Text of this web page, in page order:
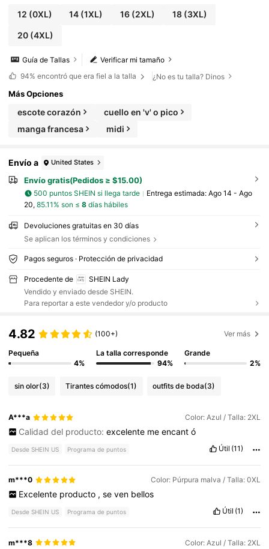
12 (0XL) 14 (1XL) 16(2XL) 18(3XL)
20(4XL)
Verificar mi tamaño
Guía de Tallas
94% encontró que era fiel a la talla ¿No es tu talla? Dinos
Más Opciones
escote corazón
cuello en 'v' o pico
manga francesa
midi
Envío a United States
Envío gratis(Pedidos ≥ $15.00)
500 puntos SHEIN si llega tarde Entrega estimada: Ago 14 - Ago
20, 85.11% son ≤ 8días hábiles
Devoluciones gratuitas en 30 días
Se aplican los términos y condiciones
Pagos seguros · Protección de privacidad
Procedente de
SHEIN Lady
Vendido y enviado desde SHEIN.
Para reportar a este vendedor y/o producto
4.82 (100+) Ver más
Pequeña
4%
La talla corresponde
94%
Grande
2%
sin olor(3) Tirantes cómodos(1) outfits de boda(3)
A***a Color: Azul / Talla: 2XL
Calidad del producto: excelente me encant ó
Desde SHEIN US Programa de puntos Útil (11)
m***0 Color: Púrpura malva / Talla: 0XL
Excelente producto , se ven bellos
Desde SHEIN US Programa de puntos Útil (1)
m***8 Color: Azul / Talla: 2XL